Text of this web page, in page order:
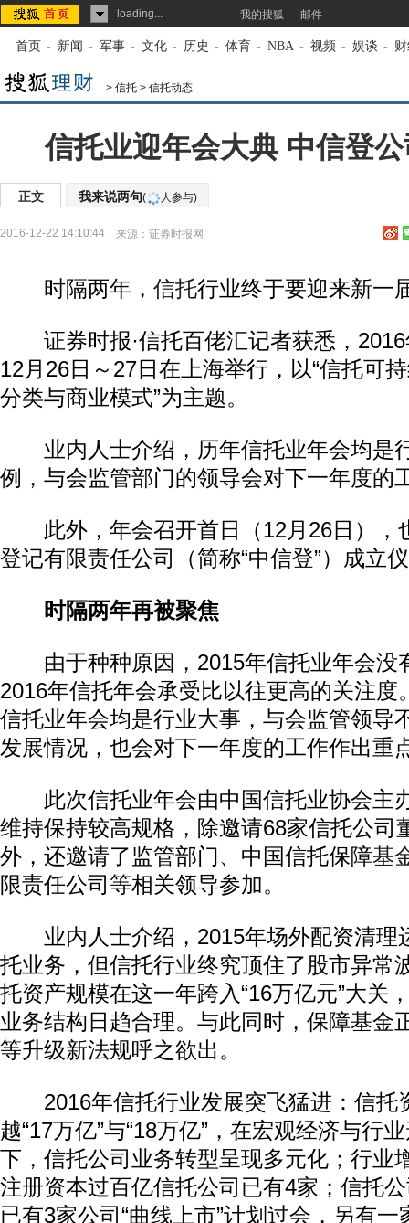
loading... 我的搜狐 邮件
首页 - 新闻 - 军事 - 文化 - 历史 - 体育 - NBA - 视频 - 娱谈 -
> 信托 > 信托动态
信托业迎年会大典 中信登
正文 我来说两句( 人参与)
2016-12-22 14:10:44 来源： 证券时报网
时隔两年， 信托行业终于要迎来新一
证券时报·信托百佬汇记者获悉，2016
12月26日～27日在上海举行，以“信托可
分类与商业模式”为主题。
业内人士介绍，历年信托业年会均是
例，与会监管部门的领导会对下一年度的
此外，年会召开首日（12月26日），
登记有限责任公司（简称“中信登”）成立
时隔两年再被聚焦
由于种种原因，2015年信托业年会没
2016年信托年会承受比以往更高的关注度
信托业年会均是行业大事，与会监管领导
发展情况，也会对下一年度的工作作出重
此次信托业年会由中国信托业协会主
维持保持较高规格，除邀请68家信托公司
外，还邀请了监管部门、中国信托保障基
限责任公司等相关领导参加。
业内人士介绍，2015年场外配资清理
托业务，但信托行业终究顶住了股市异常
托资产规模在这一年跨入“16万亿元”大关
业务结构日趋合理。与此同时，保障基金
等升级新法规呼之欲出。
2016年信托行业发展突飞猛进：信托
越“17万亿”与“18万亿”，在宏观经济与行
下，信托公司业务转型呈现多元化；行业
注册资本过百亿信托公司已有4家；信托
已有3家公司“曲线上市”计划过会，另有